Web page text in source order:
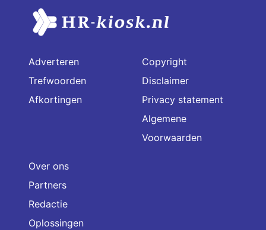
Adverteren
Trefwoorden
Afkortingen
Copyright
Disclaimer
Privacy statement
Algemene
Voorwaarden
Over ons
Partners
Redactie
Oplossingen